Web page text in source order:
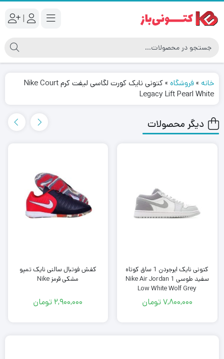
|
خانه »فروشگاه »
کتونى نایک کورت لگاسى لیفت کرم Nike Court
Legacy Lift Pearl White
دیگر محصولات
کتونی نایک ایرجردن 1 ساق کوتاه
سفید طوسی Nike Air Jordan 1
Low White Wolf Grey
7,800,000تومان
کفش فوتبال سالنی نایک تمپو
مشکی قرمز Nike
2,900,000 تومان